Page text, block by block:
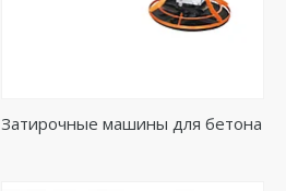
Затирочные машины для бетона